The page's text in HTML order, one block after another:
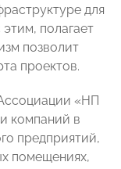
для
полагает
позволит
проектов.
«НП
компаний в
предприятий,
помещениях,